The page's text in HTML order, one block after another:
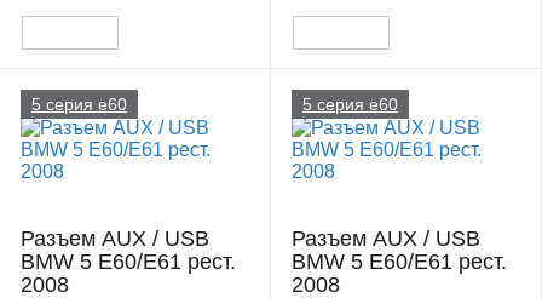
5 серия e60
Разъем AUX / USB
BMW 5 E60/E61 рест.
2008
5 серия e60
Разъем AUX / USB
BMW 5 E60/E61 рест.
2008